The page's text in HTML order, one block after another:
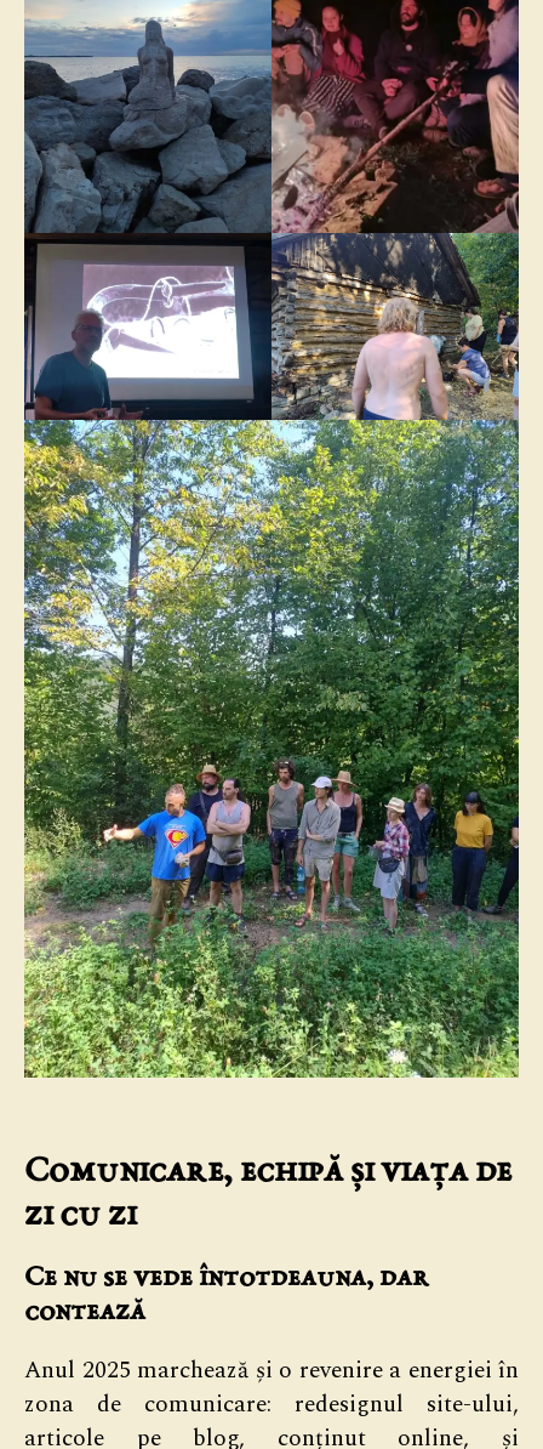
Comunicare, echipă și viața de
zi cu zi
Ce nu se vede întotdeauna, dar
contează
Anul 2025 marchează și o revenire a energiei în
zona de comunicare: redesignul site-ului,
articole pe blog, conținut online, și